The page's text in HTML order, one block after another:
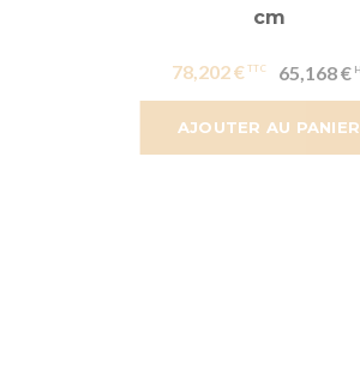
AJOUTER AU PANIER
cm
78,202 € 65,168 €